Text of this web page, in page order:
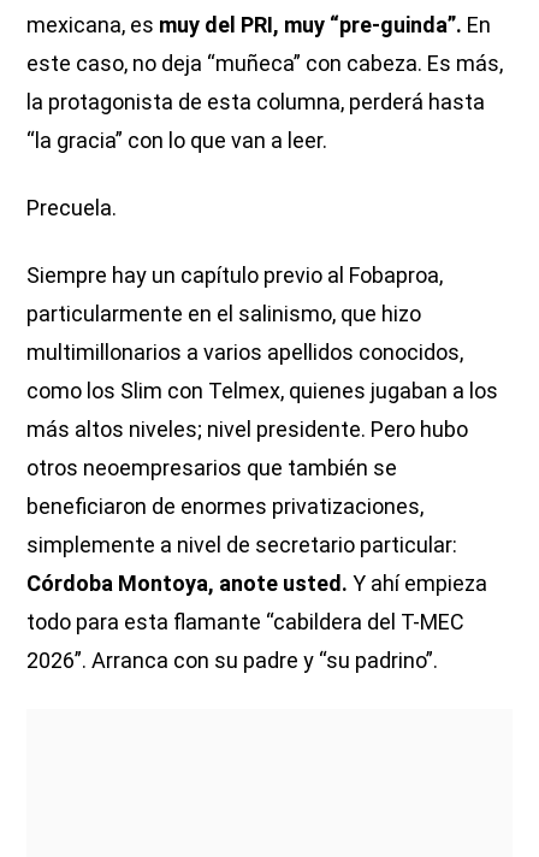
mexicana, es muy del PRI, muy “pre-guinda”. En
este caso, no deja “muñeca” con cabeza. Es más,
la protagonista de esta columna, perderá hasta
“la gracia” con lo que van a leer.
Precuela.
Siempre hay un capítulo previo al Fobaproa,
particularmente en el salinismo, que hizo
multimillonarios a varios apellidos conocidos,
como los Slim con Telmex, quienes jugaban a los
más altos niveles; nivel presidente. Pero hubo
otros neoempresarios que también se
beneficiaron de enormes privatizaciones,
simplemente a nivel de secretario particular:
Córdoba Montoya, anote usted. Y ahí empieza
todo para esta flamante “cabildera del T-MEC
2026”. Arranca con su padre y “su padrino”.